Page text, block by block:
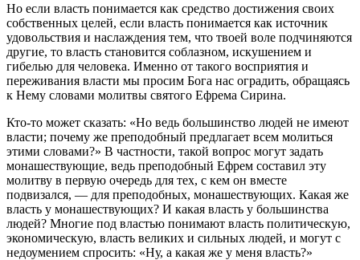
Но если власть понимается как средство достижения своих
собственных целей, если власть понимается как источник
удовольствия и наслаждения тем, что твоей воле подчиняются
другие, то власть становится соблазном, искушением и
гибелью для человека. Именно от такого восприятия и
переживания власти мы просим Бога нас оградить, обращаясь
к Нему словами молитвы святого Ефрема Сирина.
Кто-то может сказать: «Но ведь большинство людей не имеют
власти; почему же преподобный предлагает всем молиться
этими словами?» В частности, такой вопрос могут задать
монашествующие, ведь преподобный Ефрем составил эту
молитву в первую очередь для тех, с кем он вместе
подвизался, ― для преподобных, монашествующих. Какая же
власть у монашествующих? И какая власть у большинства
людей? Многие под властью понимают власть политическую,
экономическую, власть великих и сильных людей, и могут с
недоумением спросить: «Ну, а какая же у меня власть?»